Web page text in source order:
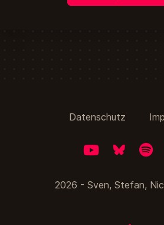
Datenschutz
YouTubeBluesky
2026 - Sven, Stefan,